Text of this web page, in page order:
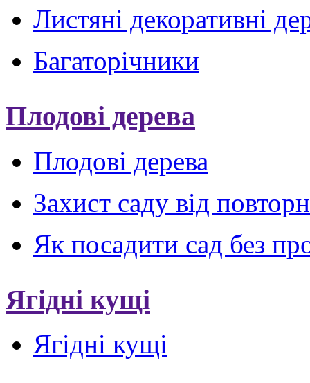
Листяні декоративні
Багаторічники
Плодові дерева
Плодові дерева
Захист саду від
Як посадити сад без
Ягідні кущі
Ягідні кущі